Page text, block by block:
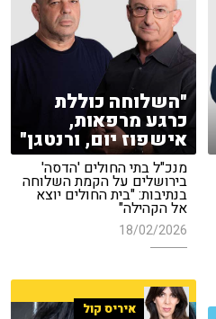
"השלוחה כוללת
כרגע מרפאות,
אישפוז יום, ורנטגן"
מנכ"ל בתי החולים 'הדסה'
בירושלים על הקמת השלוחה
בנתיבות: "בית החולים יוצא
אל הקהילה"
18/02/2026
איריס קול